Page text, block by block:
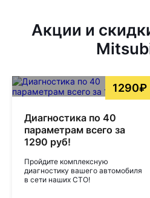
Акции и
1290₽
Диагностика по 40
параметрам всего за
1290 руб!
Пройдите комплексную
диагностику вашего автомобиля
в сети наших СТО!